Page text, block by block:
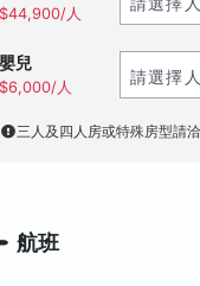
$44,900/人
嬰兒
$6,000/人
三人及四人房或特殊房型請
航班